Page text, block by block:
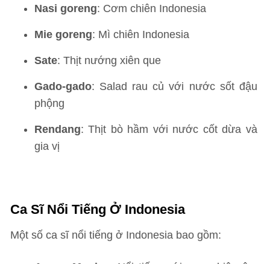
Nasi goreng: Cơm chiên Indonesia
Mie goreng: Mì chiên Indonesia
Sate: Thịt nướng xiên que
Gado-gado: Salad rau củ với nước sốt đậu
phộng
Rendang: Thịt bò hầm với nước cốt dừa và
gia vị
Ca Sĩ Nổi Tiếng Ở Indonesia
Một số ca sĩ nổi tiếng ở Indonesia bao gồm: